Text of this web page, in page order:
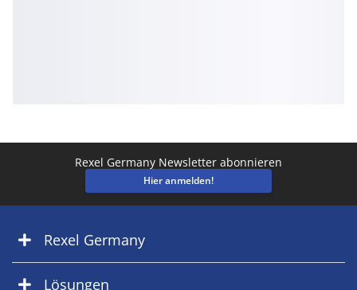
Rexel Germany Newsletter abonnieren
Hier anmelden!
Rexel Germany
Lösungen